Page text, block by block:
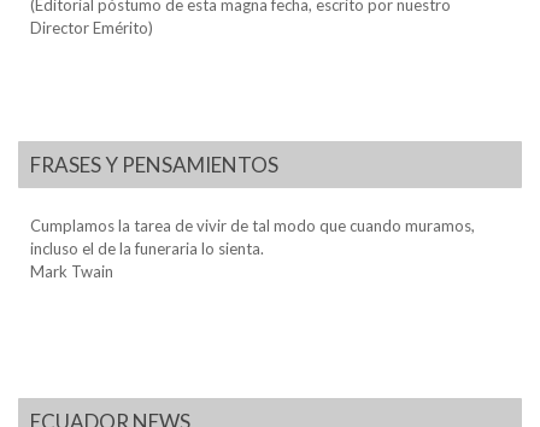
(Editorial póstumo de esta magna fecha, escrito por nuestro
Director Emérito)
FRASES Y PENSAMIENTOS
Cumplamos la tarea de vivir de tal modo que cuando muramos,
incluso el de la funeraria lo sienta.
Mark Twain
ECUADOR NEWS